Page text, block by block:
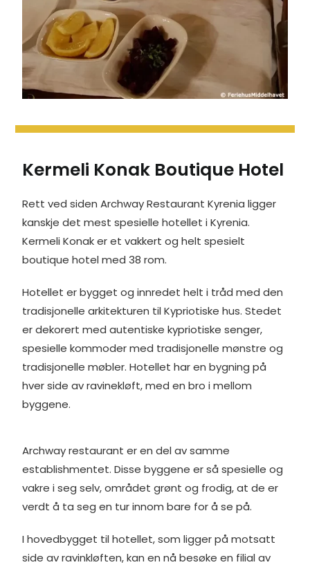
Kermeli Konak Boutique Hotel
Rett ved siden Archway Restaurant Kyrenia ligger
kanskje det mest spesielle hotellet i Kyrenia.
Kermeli Konak er et vakkert og helt spesielt
boutique hotel med 38 rom.
Hotellet er bygget og innredet helt i tråd med den
tradisjonelle arkitekturen til Kypriotiske hus. Stedet
er dekorert med autentiske kypriotiske senger,
spesielle kommoder med tradisjonelle mønstre og
tradisjonelle møbler. Hotellet har en bygning på
hver side av ravinekløft, med en bro i mellom
byggene.
Archway restaurant er en del av samme
establishmentet. Disse byggene er så spesielle og
vakre i seg selv, området grønt og frodig, at de er
verdt å ta seg en tur innom bare for å se på.
I hovedbygget til hotellet, som ligger på motsatt
side av ravinkløften, kan en nå besøke en filial av